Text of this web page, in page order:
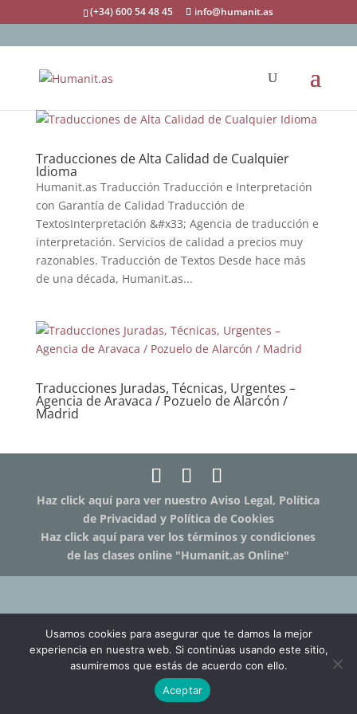
(+34) 600 54 48 45 info@humanit.as
Traducciones de Alta Calidad de Cualquier
Idioma
Humanit.as Traducción Traducción e Interpretación
con Garantía de Calidad Traducción de
TextosInterpretación &#x33; Agencia de traducción e
interpretación. Servicios de calidad a precios muy
razonables. Traducción de Textos Desde hace más
de una década, Humanit.as...
Traducciones Juradas, Técnicas, Urgentes –
Agencia de Aravaca / Pozuelo de Alarcón /
Madrid
Haz click aquí para ver nuestro Aviso Legal, Política
de Privacidad y Política de Cookies
Haz click aquí para ver los términos y condiciones
de las clases online "Humanit.as Online"
Usamos cookies para asegurar que te damos la mejor
experiencia en nuestra web. Si continúas usando este sitio,
asumiremos que estás de acuerdo con ello.
Aceptar